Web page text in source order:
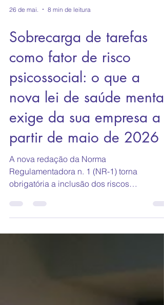
26 de mai. 8 min de leitura
Sobrecarga de tarefas
como fator de risco
psicossocial: o que a
nova lei de saúde mental
exige da sua empresa a
partir de maio de 2026
A nova redação da Norma
Regulamentadora n. 1 (NR-1) torna
Gerenciamento de Riscos (PGR), conforme
planos de mitigação para fatores que